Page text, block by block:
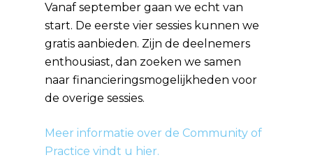
Vanaf september gaan we echt van
start. De eerste vier sessies kunnen we
gratis aanbieden. Zijn de deelnemers
enthousiast, dan zoeken we samen
naar financieringsmogelijkheden voor
de overige sessies.
Meer informatie over de Community of
Practice vindt u hier.